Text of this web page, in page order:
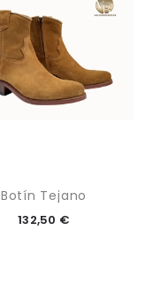
Botín Tejano
132,50 €